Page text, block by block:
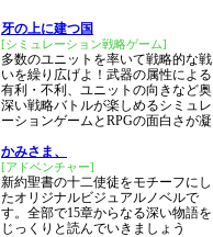
牙の上に建つ国
[シミュレーション戦略ゲーム]
多数のユニットを率いて戦略的な戦
いを繰り広げよ！武器の属性による
有利・不利、ユニットの向きなど奥
深い戦略バトルが楽しめるシミュレ
ーションゲームとRPGの面白さが凝
かみさま、
[アドベンチャー]
新約聖書の十二使徒をモチーフにし
たオリジナルビジュアルノベルで
す。全部で15章からなる深い物語を
じっくりと読んでいきましょう